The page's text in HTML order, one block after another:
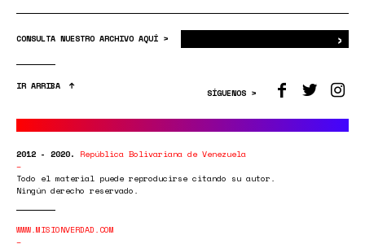
CONSULTA NUESTRO ARCHIVO AQUÍ > ›
IR ARRIBA
SÍGUENOS >
2012 - 2020. República Bolivariana de Venezuela
Todo el material puede reproducirse citando su autor.
Ningún derecho reservado.
WWW.MISIONVERDAD.COM